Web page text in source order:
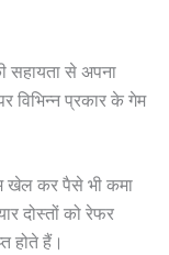
सहायता से अपना
विभिन्न प्रकार के गेम
खेल कर पैसे भी कमा
दोस्तों को रेफर
होते हैं।